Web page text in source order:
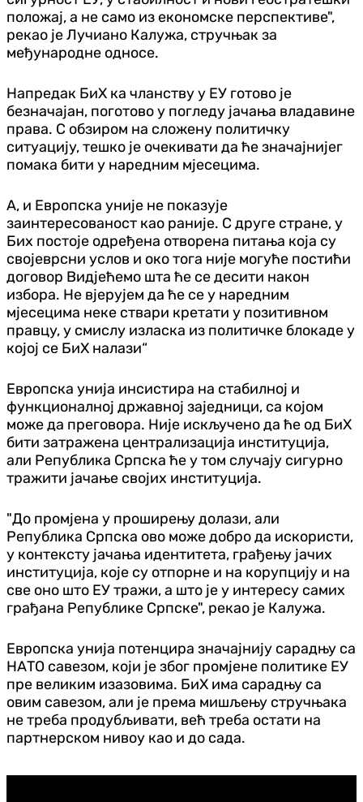
положај, а не само из економске перспективе",
рекао је Лучиано Калужа, стручњак за
међународне односе.
Напредак БиХ ка чланству у ЕУ готово је
безначајан, поготово у погледу јачања владавине
права. С обзиром на сложену политичку
ситуацију, тешко је очекивати да ће значајнијег
помака бити у наредним мјесецима.
А, и Европска уније не показује
заинтересованост као раније. С друге стране, у
Бих постоје одређена отворена питања која су
својеврсни услов и око тога није могуће постићи
договор Видјећемо шта ће се десити након
избора. Не вјерујем да ће се у наредним
мјесецима неке ствари кретати у позитивном
правцу, у смислу изласка из политичке блокаде у
којој се БиХ налази“
Европска унија инсистира на стабилној и
функционалној државној заједници, са којом
може да преговора. Није искључено да ће од БиХ
бити затражена централизација институција,
али Република Српска ће у том случају сигурно
тражити јачање својих институција.
"До промјена у проширењу долази, али
Република Српска ово може добро да искористи,
у контексту јачања идентитета, грађењу јачих
институција, које су отпорне и на корупцију и на
све оно што ЕУ тражи, а што је у интересу самих
грађана Републике Српске", рекао је Калужа.
Европска унија потенцира значајнију сарадњу са
НАТО савезом, који је због промјене политике ЕУ
пре великим изазовима. БиХ има сарадњу са
овим савезом, али је према мишљењу стручњака
не треба продубљивати, већ треба остати на
партнерском нивоу као и до сада.